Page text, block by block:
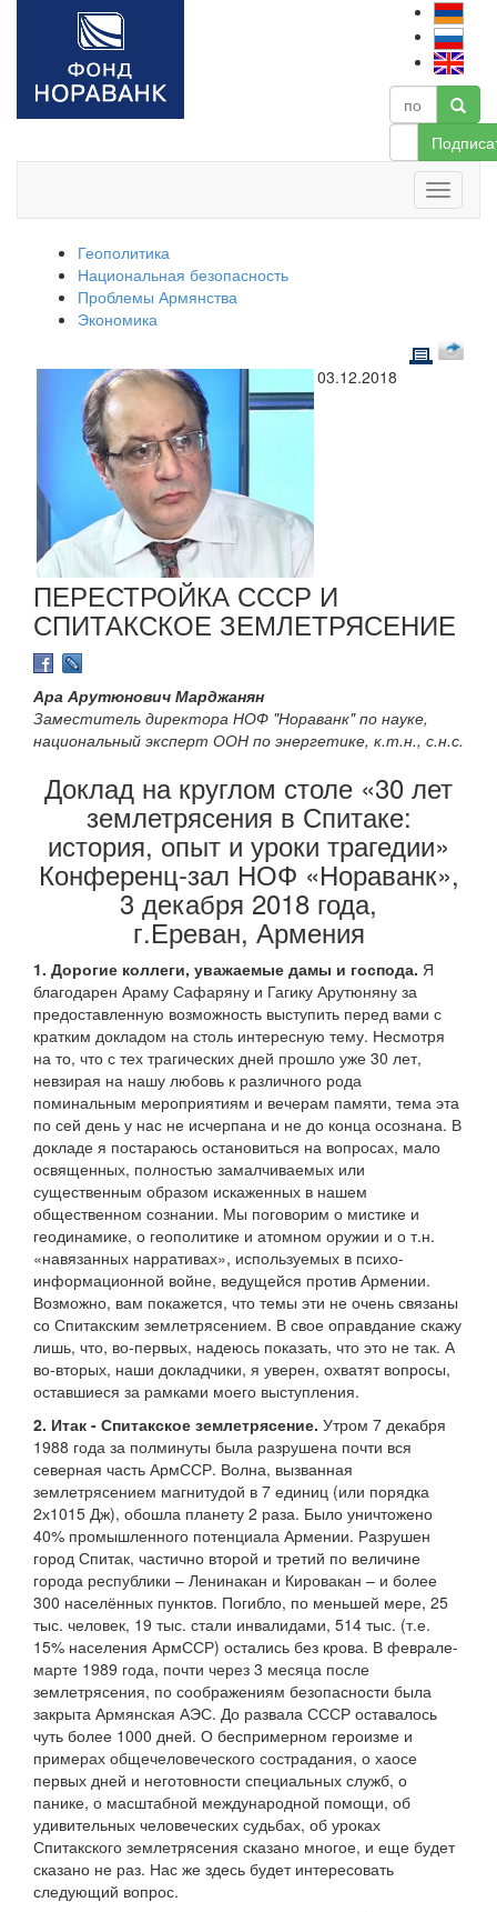
Геополитика
Национальная безопасность
Проблемы Армянства
Экономика
03.12.2018
ПЕРЕСТРОЙКА СССР И
СПИТАКСКОЕ ЗЕМЛЕТРЯСЕНИЕ
Ара Арутюнович Марджанян
Заместитель директора НОФ "Нораванк" по науке,
национальный эксперт ООН по энергетике, к.т.н., с.н.с.
Доклад на круглом столе «30 лет
землетрясения в Спитаке:
история, опыт и уроки трагедии»
Конференц-зал НОФ «Нораванк»,
3 декабря 2018 года,
г.Ереван, Армения
1. Дорогие коллеги, уважаемые дамы и господа. Я
благодарен Араму Сафаряну и Гагику Арутюняну за
предоставленную возможность выступить перед вами с
кратким докладом на столь интересную тему. Несмотря
на то, что с тех трагических дней прошло уже 30 лет,
невзирая на нашу любовь к различного рода
поминальным мероприятиям и вечерам памяти, тема эта
по сей день у нас не исчерпана и не до конца осознана. В
докладе я постараюсь остановиться на вопросах, мало
освященных, полностью замалчиваемых или
существенным образом искаженных в нашем
общественном сознании. Мы поговорим о мистике и
геодинамике, о геополитике и атомном оружии и о т.н.
«навязанных нарративах», используемых в психо-
информационной войне, ведущейся против Армении.
Возможно, вам покажется, что темы эти не очень связаны
со Спитакским землетрясением. В свое оправдание скажу
лишь, что, во-первых, надеюсь показать, что это не так. А
во-вторых, наши докладчики, я уверен, охватят вопросы,
оставшиеся за рамками моего выступления.
2. Итак - Спитакское землетрясение. Утром 7 декабря
1988 года за полминуты была разрушена почти вся
северная часть АрмССР. Волна, вызванная
землетрясением магнитудой в 7 единиц (или порядка
2х1015 Дж), обошла планету 2 раза. Было уничтожено
40% промышленного потенциала Армении. Разрушен
город Спитак, частично второй и третий по величине
города республики – Ленинакан и Кировакан – и более
300 населённых пунктов. Погибло, по меньшей мере, 25
тыс. человек, 19 тыс. стали инвалидами, 514 тыс. (т.е.
15% населения АрмССР) остались без крова. В феврале-
марте 1989 года, почти через 3 месяца после
землетрясения, по соображениям безопасности была
закрыта Армянская АЭС. До развала СССР оставалось
чуть более 1000 дней. О беспримерном героизме и
примерах общечеловеческого сострадания, о хаосе
первых дней и неготовности специальных служб, о
панике, о масштабной международной помощи, об
удивительных человеческих судьбах, об уроках
Спитакского землетрясения сказано многое, и еще будет
сказано не раз. Нас же здесь будет интересовать
следующий вопрос.